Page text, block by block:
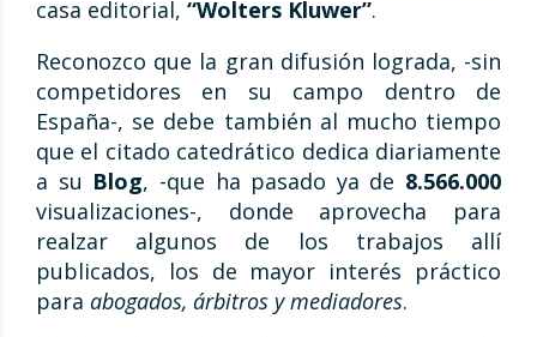
casa editorial, “Wolters Kluwer”.
Reconozco que la gran difusión lograda, -sin
competidores en su campo dentro de
España-, se debe también al mucho tiempo
que el citado catedrático dedica diariamente
a su Blog, -que ha pasado ya de 8.566.000
visualizaciones-, donde aprovecha para
realzar algunos de los trabajos allí
publicados, los de mayor interés práctico
para abogados, árbitros y mediadores.